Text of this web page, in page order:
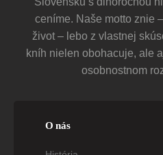
ceníme. Naše motto znie
život – lebo z vlastnej
kníh nielen obohacuje, ale
osobnostnom
O nás